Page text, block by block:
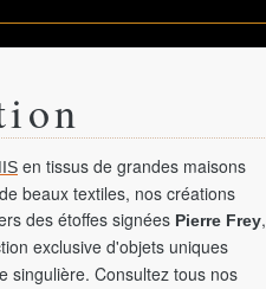
en tissus de grandes maisons
beaux textiles, nos créations
des étoffes signées Pierre Frey,
exclusive d'objets uniques
singulière. Consultez tous nos